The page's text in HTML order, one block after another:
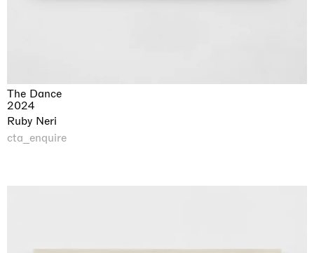
The Dance
2024
Ruby Neri
cta_enquire